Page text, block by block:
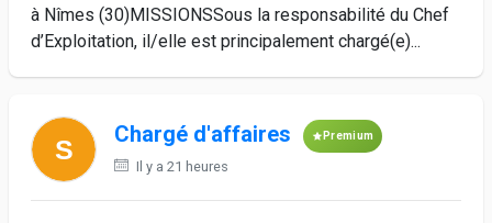
à Nîmes (30)MISSIONSSous la responsabilité du Chef
d’Exploitation, il/elle est principalement chargé(e)...
Chargé d'affaires Premium
Il y a 21 heures